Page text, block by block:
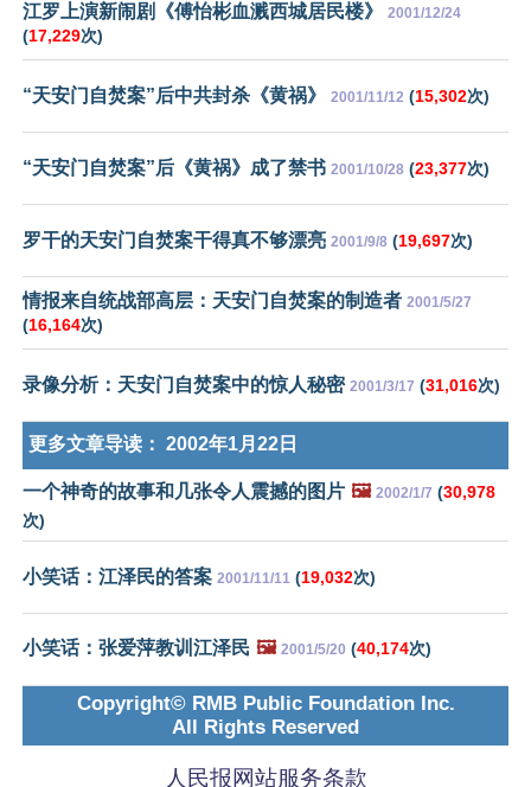
江罗上演新闹剧《傅怡彬血溅西城居民楼》 2001/12/24
(17,229次)
“天安门自焚案”后中共封杀《黄祸》 2001/11/12 (15,302次)
“天安门自焚案”后《黄祸》成了禁书 2001/10/28 (23,377次)
罗干的天安门自焚案干得真不够漂亮 2001/9/8 (19,697次)
情报来自统战部高层：天安门自焚案的制造者 2001/5/27
(16,164次)
录像分析：天安门自焚案中的惊人秘密 2001/3/17 (31,016次)
更多文章导读： 2002年1月22日
一个神奇的故事和几张令人震撼的图片 🖼️ 2002/1/7 (30,978
次)
小笑话：江泽民的答案 2001/11/11 (19,032次)
小笑话：张爱萍教训江泽民 🖼️ 2001/5/20 (40,174次)
Copyright© RMB Public Foundation Inc.
All Rights Reserved
人民报网站服务条款